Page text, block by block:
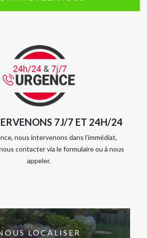
7J/7 ET 24H/24
nous intervenons dans l’immédiat,
contacter via le formulaire ou à nous
appeler.
LOCALISER